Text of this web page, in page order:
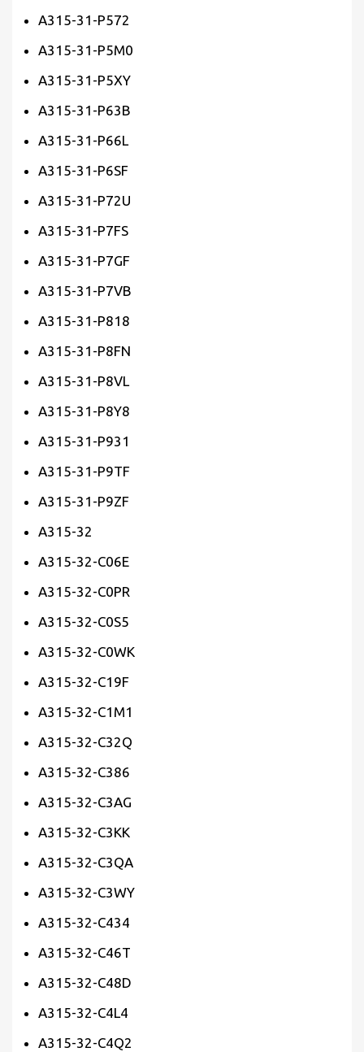
A315-31-P572
A315-31-P5M0
A315-31-P5XY
A315-31-P63B
A315-31-P66L
A315-31-P6SF
A315-31-P72U
A315-31-P7FS
A315-31-P7GF
A315-31-P7VB
A315-31-P818
A315-31-P8FN
A315-31-P8VL
A315-31-P8Y8
A315-31-P931
A315-31-P9TF
A315-31-P9ZF
A315-32
A315-32-C06E
A315-32-C0PR
A315-32-C0S5
A315-32-C0WK
A315-32-C19F
A315-32-C1M1
A315-32-C32Q
A315-32-C386
A315-32-C3AG
A315-32-C3KK
A315-32-C3QA
A315-32-C3WY
A315-32-C434
A315-32-C46T
A315-32-C48D
A315-32-C4L4
A315-32-C4Q2